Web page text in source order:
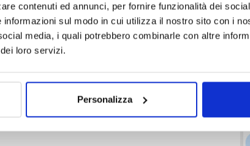
contenuti ed annunci, per fornire funzionalità dei
sul modo in cui utilizza il nostro sito con i
media, i quali potrebbero combinarle con altre
loro servizi.
Personalizza